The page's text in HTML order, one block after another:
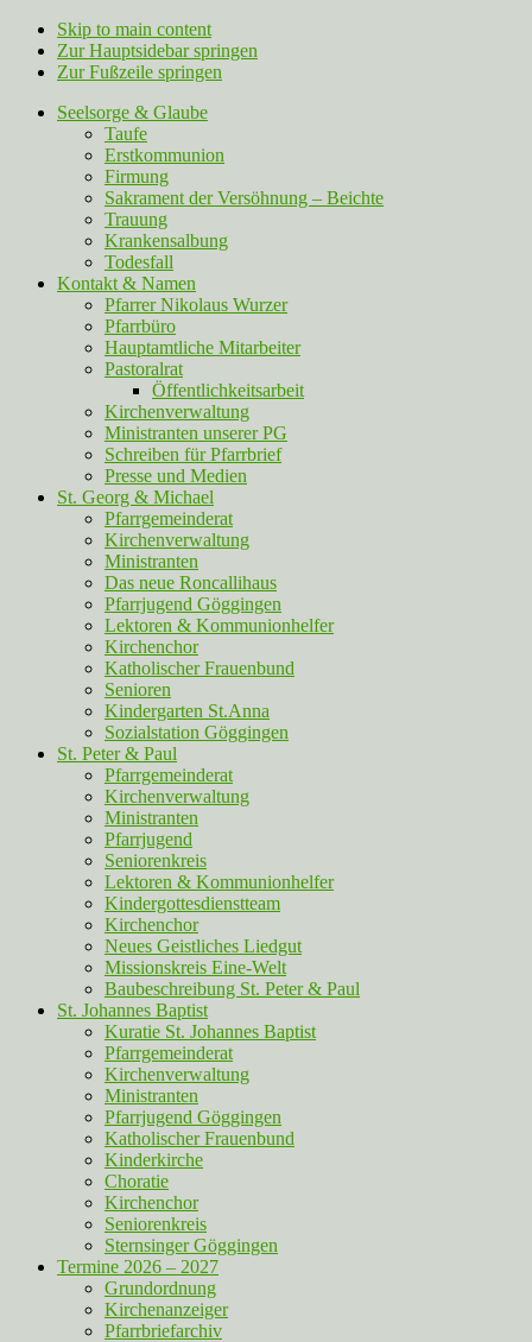
Skip to main content
Zur Hauptsidebar springen
Zur Fußzeile springen
Seelsorge & Glaube
Taufe
Erstkommunion
Firmung
Sakrament der Versöhnung – Beichte
Trauung
Krankensalbung
Todesfall
Kontakt & Namen
Pfarrer Nikolaus Wurzer
Pfarrbüro
Hauptamtliche Mitarbeiter
Pastoralrat
Öffentlichkeitsarbeit
Kirchenverwaltung
Ministranten unserer PG
Schreiben für Pfarrbrief
Presse und Medien
St. Georg & Michael
Pfarrgemeinderat
Kirchenverwaltung
Ministranten
Das neue Roncallihaus
Pfarrjugend Göggingen
Lektoren & Kommunionhelfer
Kirchenchor
Katholischer Frauenbund
Senioren
Kindergarten St.Anna
Sozialstation Göggingen
St. Peter & Paul
Pfarrgemeinderat
Kirchenverwaltung
Ministranten
Pfarrjugend
Seniorenkreis
Lektoren & Kommunionhelfer
Kindergottesdienstteam
Kirchenchor
Neues Geistliches Liedgut
Missionskreis Eine-Welt
Baubeschreibung St. Peter & Paul
St. Johannes Baptist
Kuratie St. Johannes Baptist
Pfarrgemeinderat
Kirchenverwaltung
Ministranten
Pfarrjugend Göggingen
Katholischer Frauenbund
Kinderkirche
Choratie
Kirchenchor
Seniorenkreis
Sternsinger Göggingen
Termine 2026 – 2027
Grundordnung
Kirchenanzeiger
Pfarrbriefarchiv